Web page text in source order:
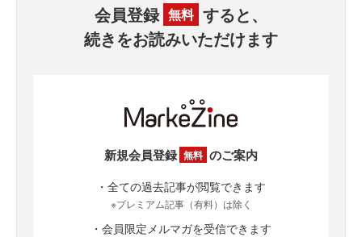
会員登録 無料 すると、
続きをお読みいただけます
新規会員登録 無料 のご案内
・全ての過去記事が閲覧できます
※プレミアム記事（有料）は除く
・会員限定メルマガを受信できます